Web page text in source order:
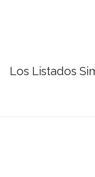
Los Listados